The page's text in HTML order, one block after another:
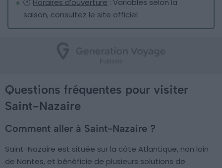
🕐 Horaires d’ouverture : Variables selon la
saison, consultez le site officiel
Questions fréquentes pour visiter
Saint-Nazaire
Comment aller à Saint-Nazaire ?
Saint-Nazaire est située sur la côte Atlantique, non loin
de Nantes, et bénéficie de plusieurs solutions de